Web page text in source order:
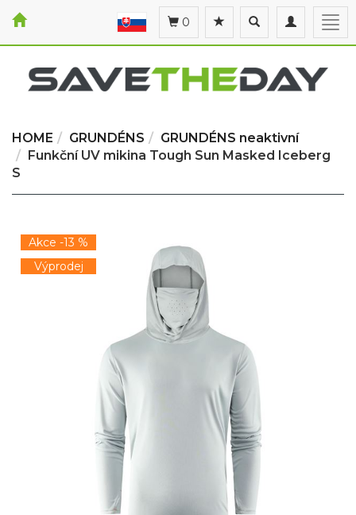
Toggle
navigation
Toggle
search
0
HOME GRUNDÉNS
GRUNDÉNS neaktivní
Funkční UV mikina Tough Sun Masked Iceberg
S
Akce -13 %
Výprodej